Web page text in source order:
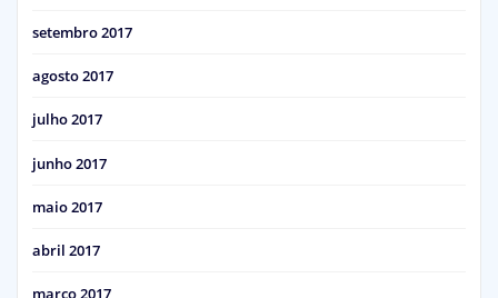
setembro 2017
agosto 2017
julho 2017
junho 2017
maio 2017
abril 2017
março 2017